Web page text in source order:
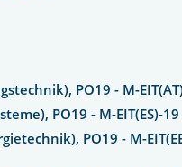
PO19 - M-
PO19 - M-EIT(ES)-19
PO19 - M-